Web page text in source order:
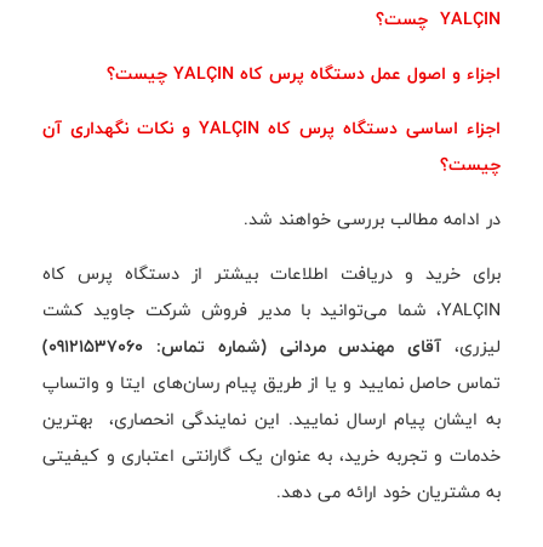
YALÇIN چست؟
اجزاء و اصول عمل دستگاه پرس کاه YALÇIN چیست؟
اجزاء اساسی دستگاه پرس کاه YALÇIN و نکات نگهداری آن
چیست؟
در ادامه مطالب بررسی خواهند شد.
برای خرید و دریافت اطلاعات بیشتر از دستگاه پرس کاه
YALÇIN، شما می‌توانید با مدیر فروش شرکت جاوید کشت
لیزری، آقای مهندس مردانی (شماره تماس: 09121537060)
تماس حاصل نمایید و یا از طریق پیام رسان‌های ایتا و واتساپ
به ایشان پیام ارسال نمایید. این نمایندگی انحصاری، بهترین
خدمات و تجربه خرید، به عنوان یک گارانتی اعتباری و کیفیتی
به مشتریان خود ارائه می دهد.